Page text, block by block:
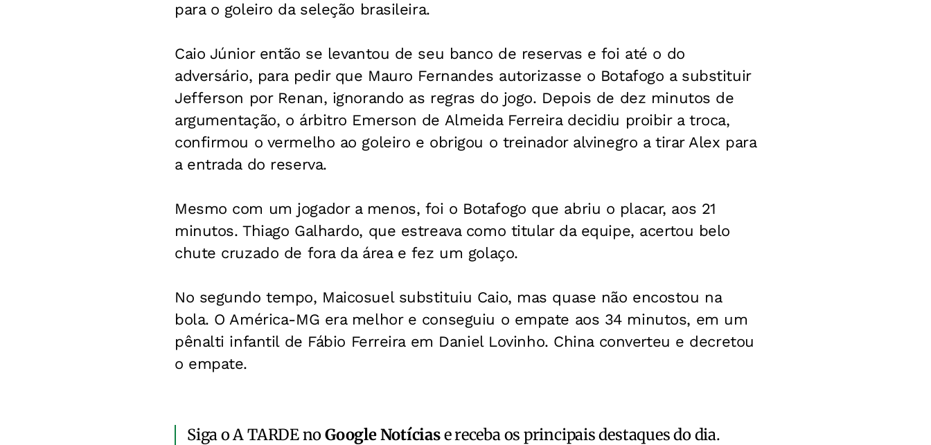
para o goleiro da seleção brasileira.
Caio Júnior então se levantou de seu banco de reservas e foi até o do
adversário, para pedir que Mauro Fernandes autorizasse o Botafogo a substituir
Jefferson por Renan, ignorando as regras do jogo. Depois de dez minutos de
argumentação, o árbitro Emerson de Almeida Ferreira decidiu proibir a troca,
confirmou o vermelho ao goleiro e obrigou o treinador alvinegro a tirar Alex para
a entrada do reserva.
Mesmo com um jogador a menos, foi o Botafogo que abriu o placar, aos 21
minutos. Thiago Galhardo, que estreava como titular da equipe, acertou belo
chute cruzado de fora da área e fez um golaço.
No segundo tempo, Maicosuel substituiu Caio, mas quase não encostou na
bola. O América-MG era melhor e conseguiu o empate aos 34 minutos, em um
pênalti infantil de Fábio Ferreira em Daniel Lovinho. China converteu e decretou
o empate.
Siga o A TARDE noGoogle Notíciase receba os principais destaques do dia.